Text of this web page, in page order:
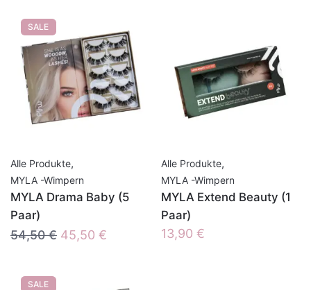
SALE
Alle Produkte,
MYLA -Wimpern
MYLA Drama Baby (5
Paar)
54,50€ Ursprünglicher
45,50 €
Alle Produkte,
MYLA -Wimpern
MYLA Extend Beauty (1
Paar)
13,90 €
SALE